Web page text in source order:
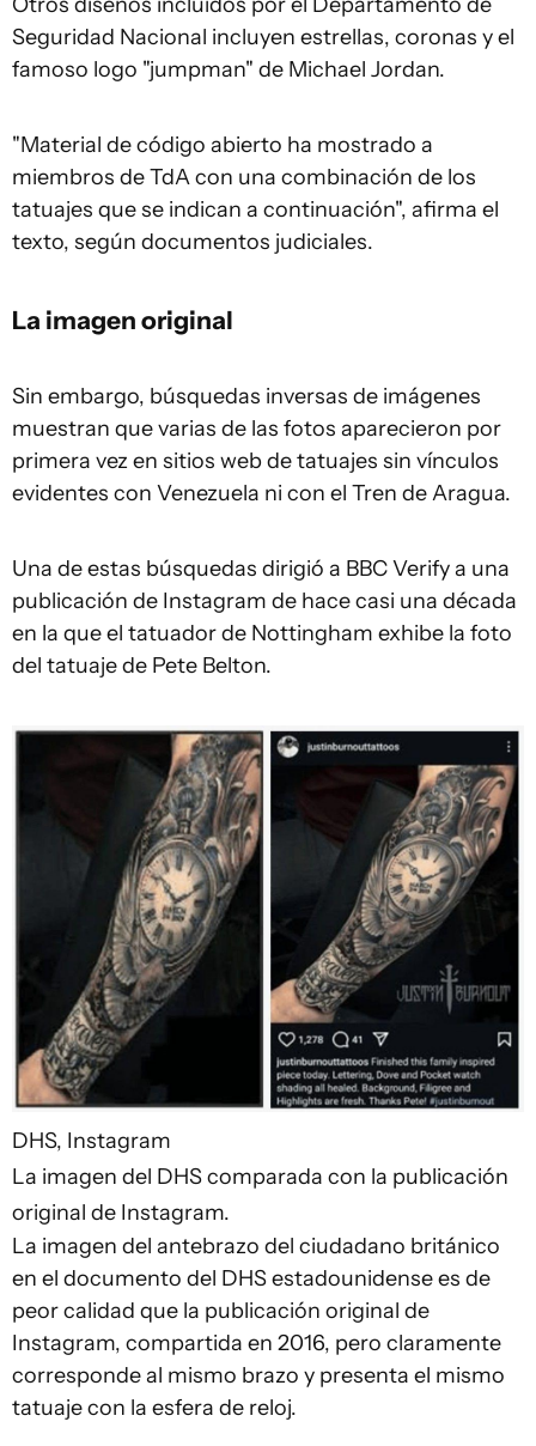
Seguridad Nacional incluyen estrellas, coronas y el
famoso logo "jumpman" de Michael Jordan.
"Material de código abierto ha mostrado a
miembros de TdA con una combinación de los
tatuajes que se indican a continuación", afirma el
texto, según documentos judiciales.
La imagen original
Sin embargo, búsquedas inversas de imágenes
muestran que varias de las fotos aparecieron por
primera vez en sitios web de tatuajes sin vínculos
evidentes con Venezuela ni con el Tren de Aragua.
Una de estas búsquedas dirigió a BBC Verify a una
publicación de Instagram de hace casi una década
en la que el tatuador de Nottingham exhibe la foto
del tatuaje de Pete Belton.
DHS, Instagram
La imagen del DHS comparada con la publicación
original de Instagram.
La imagen del antebrazo del ciudadano británico
en el documento del DHS estadounidense es de
peor calidad que la publicación original de
Instagram, compartida en 2016, pero claramente
corresponde al mismo brazo y presenta el mismo
tatuaje con la esfera de reloj.